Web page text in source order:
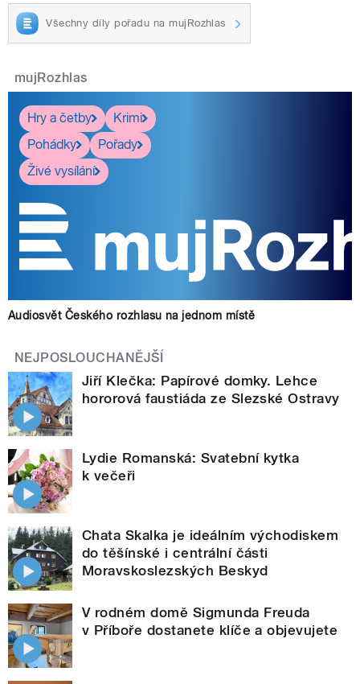
Všechny díly pořadu na mujRozhlas
mujRozhlas
Hry a četby
Krimi
Pohádky
Pořady
Živé vysílání
Audiosvět Českého rozhlasu na jednom místě
NEJPOSLOUCHANĚJŠÍ
Jiří Klečka: Papírové domky. Lehce
hororová faustiáda ze Slezské Ostravy
Lydie Romanská: Svatební kytka
k večeři
Chata Skalka je ideálním východiskem
do těšínské i centrální části
Moravskoslezských Beskyd
V rodném domě Sigmunda Freuda
v Příboře dostanete klíče a objevujete